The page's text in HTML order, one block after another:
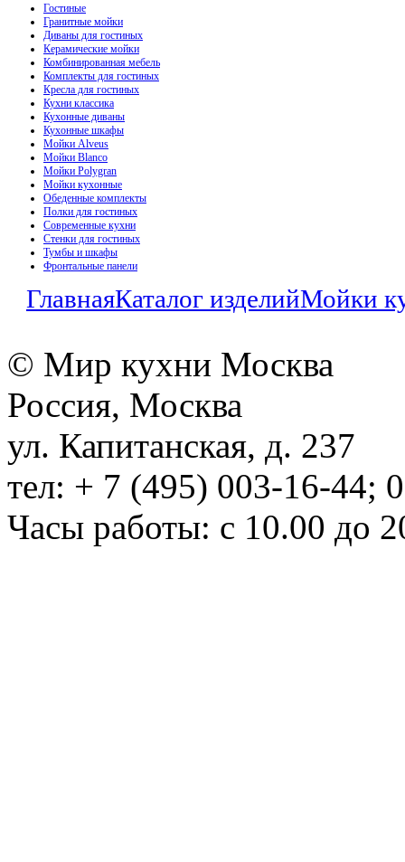
Гостиные
Гранитные мойки
Диваны для гостиных
Керамические мойки
Комбинированная мебель
Комплекты для гостиных
Кресла для гостиных
Кухни классика
Кухонные диваны
Кухонные шкафы
Мойки Alveus
Мойки Blanco
Мойки Polygran
Мойки кухонные
Обеденные комплекты
Полки для гостиных
Современные кухни
Стенки для гостиных
Тумбы и шкафы
Фронтальные панели
ГлавнаяКаталог изделийМойки
© Мир кухни Москва
Россия, Москва
ул. Капитанская, д. 237
тел: + 7 (495) 003-16-44;
Часы работы: с 10.00 до